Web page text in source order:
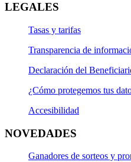
LEGALES
Tasas y tarifas
Transparencia de
Declaración del
¿Cómo protegemos tus
Accesibilidad
NOVEDADES
Ganadores de sorteos y